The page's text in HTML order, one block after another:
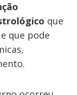
que
que pode